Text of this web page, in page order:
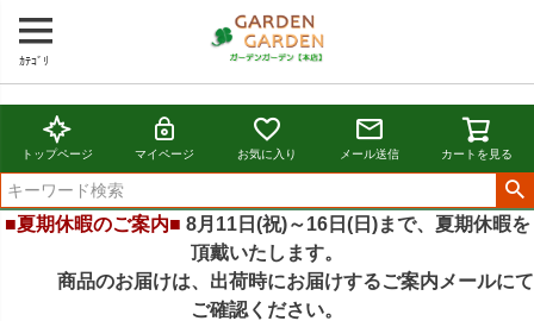
ｶﾃｺﾞﾘ
トップページ マイページ お気に入り メール送信 カートを見る
■夏期休暇のご案内■ 8月11日(祝)～16日(日)まで、夏期休暇を
頂戴いたします。
商品のお届けは、出荷時にお届けするご案内メールにて
ご確認ください。